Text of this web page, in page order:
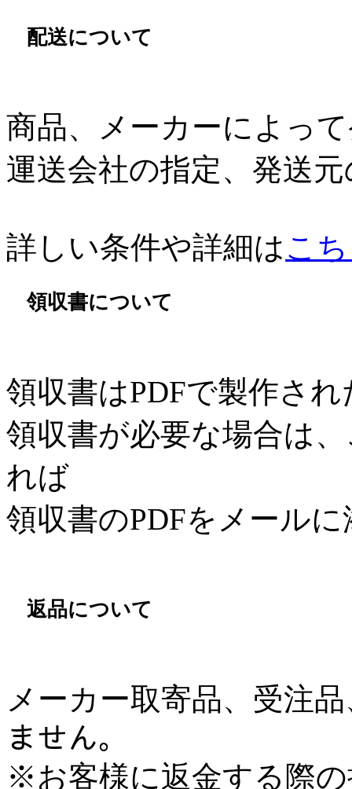
配送について
商品、メーカーによっ
運送会社の指定、発送
詳しい条件や詳細はこ
領収書について
領収書はPDFで製作さ
領収書が必要な場合は
れば
領収書のPDFをメール
返品について
メーカー取寄品、受注
ません。
※お客様に返金する際